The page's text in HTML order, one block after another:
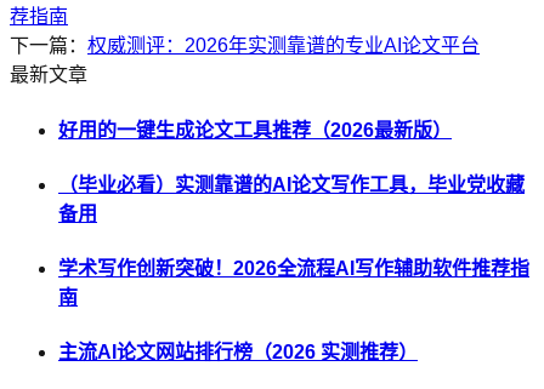
荐指南
下一篇： 权威测评：2026年实测靠谱的专业AI论文平台
最新文章
好用的一键生成论文工具推荐（2026最新版）
（毕业必看）实测靠谱的AI论文写作工具，毕业党收藏
备用
学术写作创新突破！2026全流程AI写作辅助软件推荐指
南
主流AI论文网站排行榜（2026 实测推荐）